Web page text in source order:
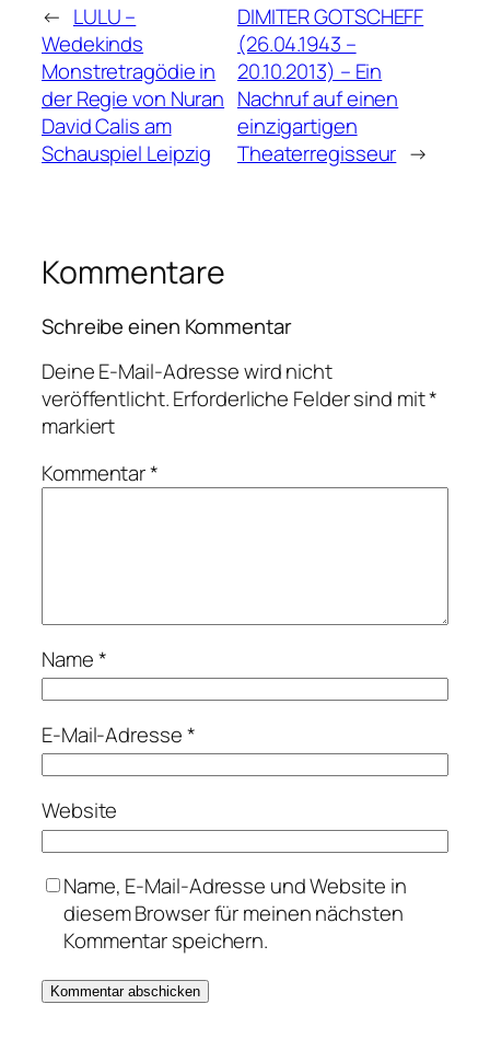
← LULU –
Wedekinds
Monstretragödie in
der Regie von Nuran
David Calis am
Schauspiel Leipzig
DIMITER GOTSCHEFF
(26.04.1943 –
20.10.2013) – Ein
Nachruf auf einen
einzigartigen
Theaterregisseur →
Kommentare
Schreibe einen Kommentar
Deine E-Mail-Adresse wird nicht
veröffentlicht.Erforderliche Felder sind mit*
markiert
Kommentar*
Name*
E-Mail-Adresse*
Website
Name, E-Mail-Adresse und Website in
diesem Browser für meinen nächsten
Kommentar speichern.